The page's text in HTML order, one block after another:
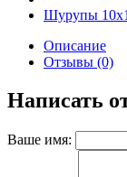
Шурупы
Описание
Отзывы (0)
Написать
Ваше имя: